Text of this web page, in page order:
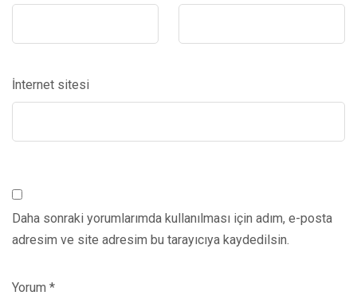
İnternet sitesi
Daha sonraki yorumlarımda kullanılması için adım, e-posta
adresim ve site adresim bu tarayıcıya kaydedilsin.
Yorum *